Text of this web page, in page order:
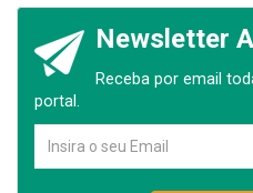
Newsletter
Receba por email
portal.